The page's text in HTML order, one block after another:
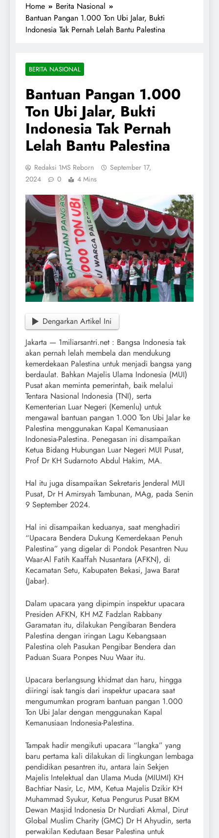
Home
Berita Nasional
Bantuan Pangan 1.000 Ton Ubi Jalar, Bukti
Indonesia Tak Pernah Lelah Bantu Palestina
BERITA NASIONAL
Bantuan Pangan 1.000
Ton Ubi Jalar, Bukti
Indonesia Tak Pernah
Lelah Bantu Palestina
Redaksi 1MS Reborn
September 17,
2024
0 4 Mins
Dengarkan Artikel Ini
Jakarta — 1miliarsantri.net : Bangsa Indonesia tak
akan pernah lelah membela dan mendukung
kemerdekaan Palestina untuk menjadi bangsa yang
berdaulat. Bahkan Majelis Ulama Indonesia (MUI)
Pusat akan meminta pemerintah, baik melalui
Tentara Nasional Indonesia (TNI), serta
Kementerian Luar Negeri (Kemenlu) untuk
mengawal bantuan pangan 1.000 Ton Ubi Jalar ke
Palestina menggunakan Kapal Kemanusiaan
Indonesia-Palestina. Penegasan ini disampaikan
Ketua Bidang Hubungan Luar Negeri MUI Pusat,
Prof Dr KH Sudarnoto Abdul Hakim, MA.
Hal itu juga disampaikan Sekretaris Jenderal MUI
Pusat, Dr H Amirsyah Tambunan, MAg, pada Senin
9 September 2024.
Hal ini disampaikan keduanya, saat menghadiri
“Upacara Bendera Dukung Kemerdekaan Penuh
Palestina” yang digelar di Pondok Pesantren Nuu
Waar-Al Fatih Kaaffah Nusantara (AFKN), di
Kecamatan Setu, Kabupaten Bekasi, Jawa Barat
(Jabar).
Dalam upacara yang dipimpin inspektur upacara
Presiden AFKN, KH MZ Fadzlan Rabbany
Garamatan itu, dilakukan Pengibaran Bendera
Palestina dengan iringan Lagu Kebangsaan
Palestina oleh Pasukan Pengibar Bendera dan
Paduan Suara Ponpes Nuu Waar itu.
Upacara berlangsung khidmat dan haru, hingga
diiringi isak tangis dari inspektur upacara saat
mengumumkan program bantuan pangan 1.000
Ton Ubi Jalar dengan menggunakan Kapal
Kemanusiaan Indonesia-Palestina.
Tampak hadir mengikuti upacara “langka” yang
baru pertama kali dilakukan di lingkungan lembaga
pendidikan pesantren itu, antara lain Sekjen
Majelis Intelektual dan Ulama Muda (MIUMI) KH
Bachtiar Nasir, Lc, MM, Ketua Majelis Dzikir KH
Muhammad Syukur, Ketua Pengurus Pusat BKM
Dewan Masjid Indonesia Dr Nurdiati Akmal, Dirut
Global Muslim Charity (GMC) Dr H Ahyudin, serta
perwakilan Kedutaan Besar Palestina untuk